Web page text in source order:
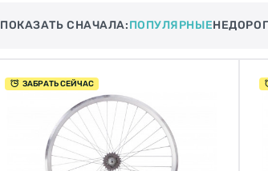
ПОКАЗАТЬ СНАЧАЛА:ПОПУЛЯРНЫЕ
ЗАБРАТЬ СЕЙЧАС